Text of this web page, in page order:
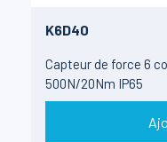
K6D40
Capteur de force 6
500N/20Nm IP65